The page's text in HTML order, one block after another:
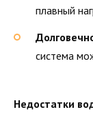
плавный
система
Недостатки